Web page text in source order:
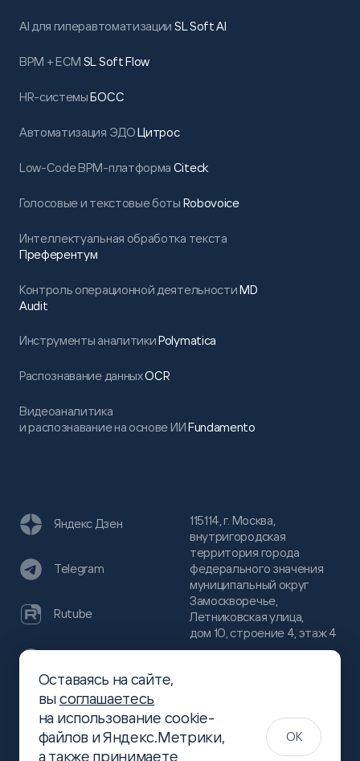
AI для гиперавтоматизации SL Soft AI
BPM + ECM SL Soft Flow
HR-системыБОСС
Автоматизация ЭДОЦитрос
Low-Code BPM-платформа Citeck
Голосовые и текстовые боты Robovoice
Интеллектуальная обработка текста
Преферентум
Контроль операционной деятельностиMD
Audit
Инструменты аналитикиPolymatica
Распознавание данныхOCR
Видеоаналитика
и распознавание на основе ИИFundamento
115114, г. Москва,
внутригородская
территория города
федерального значения
муниципальный округ
Замоскворечье,
Летниковская улица,
дом 10, строение 4, этаж 4
(499)
444-16-51
info@slsoft.ru
Яндекс Дзен
Telegram
Rutube
Хабр
Оставаясь на сайте,
высоглашаетесь
на использование cookie-
файлов и Яндекс.Метрики,
а также принимаете
OK